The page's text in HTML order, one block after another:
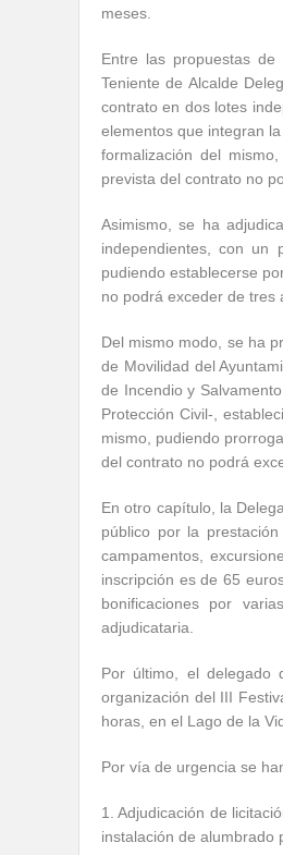
meses.
Entre las propuestas
Teniente de Alcalde
contrato en dos lotes
elementos que integran
formalización del
prevista del contrato no
Asimismo, se ha
independientes, con un
pudiendo establecerse
no podrá exceder de tres
Del mismo modo, se ha
de Movilidad del
de Incendio y
Protección Civil-,
mismo, pudiendo
del contrato no podrá
En otro capítulo, la
público por la
campamentos,
inscripción es de 65
bonificaciones por
adjudicataria.
Por último, el delegado
organización del III
horas, en el Lago de la
Por vía de urgencia se
1. Adjudicación de
instalación de alumbrado